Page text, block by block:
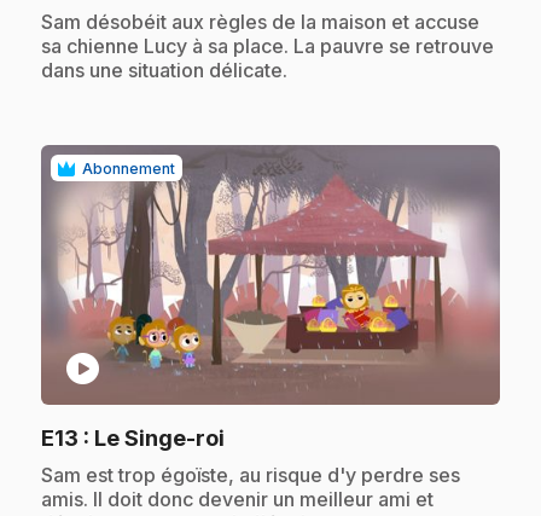
.Sam désobéit aux règles de la maison et accuse
sa chienne Lucy à sa place. La pauvre se retrouve
dans une situation délicate.
Abonnement
play_circle
E13 : Le Singe-roi
.Sam est trop égoïste, au risque d'y perdre ses
amis. Il doit donc devenir un meilleur ami et